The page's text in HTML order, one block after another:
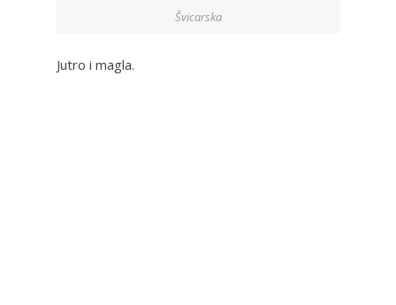
Švicarska
Jutro i magla.